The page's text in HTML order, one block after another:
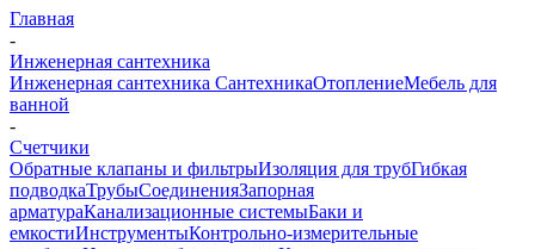
Главная
-
Инженерная сантехника
Инженерная сантехника СантехникаОтоплениеМебель для
ванной
-
Счетчики
Обратные клапаны и фильтрыИзоляция для трубГибкая
подводкаТрубыСоединенияЗапорная
арматураКанализационные системыБаки и
емкостиИнструментыКонтрольно-измерительные